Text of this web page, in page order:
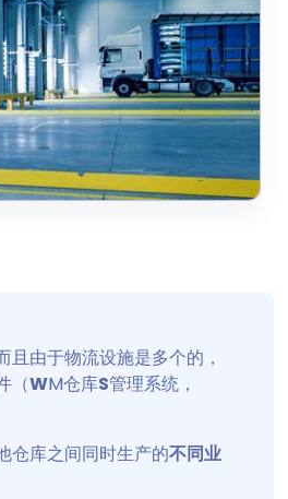
由于物流设施是多个的，
（WM仓库S管理系统，
仓库之间同时生产的不同业